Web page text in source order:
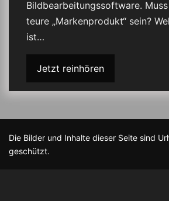
Bildbearbeitungssoftware.
teure „Markenprodukt“ sein?
ist…
Jetzt reinhören
Die Bilder und Inhalte dieser Seite sind
geschützt.